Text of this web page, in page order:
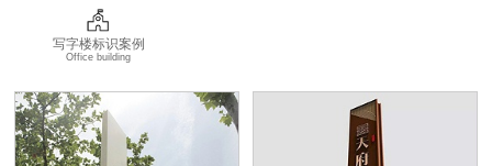
写字楼标识案例
Office building